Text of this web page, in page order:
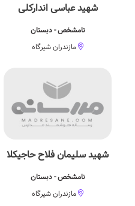
شهید عباسی اندارکلی
نامشخص - دبستان
مازندران شیرگاه
شهید سلیمان فلاح حاجیکلا
نامشخص - دبستان
مازندران شیرگاه